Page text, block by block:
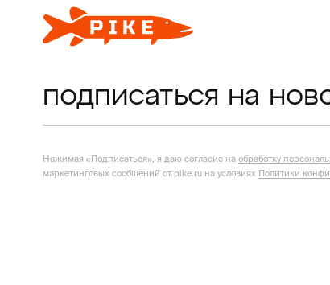
подписаться на
Нажимая «Подписаться», я даю согласие на обработку
маркетинговых сообщений от pike.ru на условиях Политики